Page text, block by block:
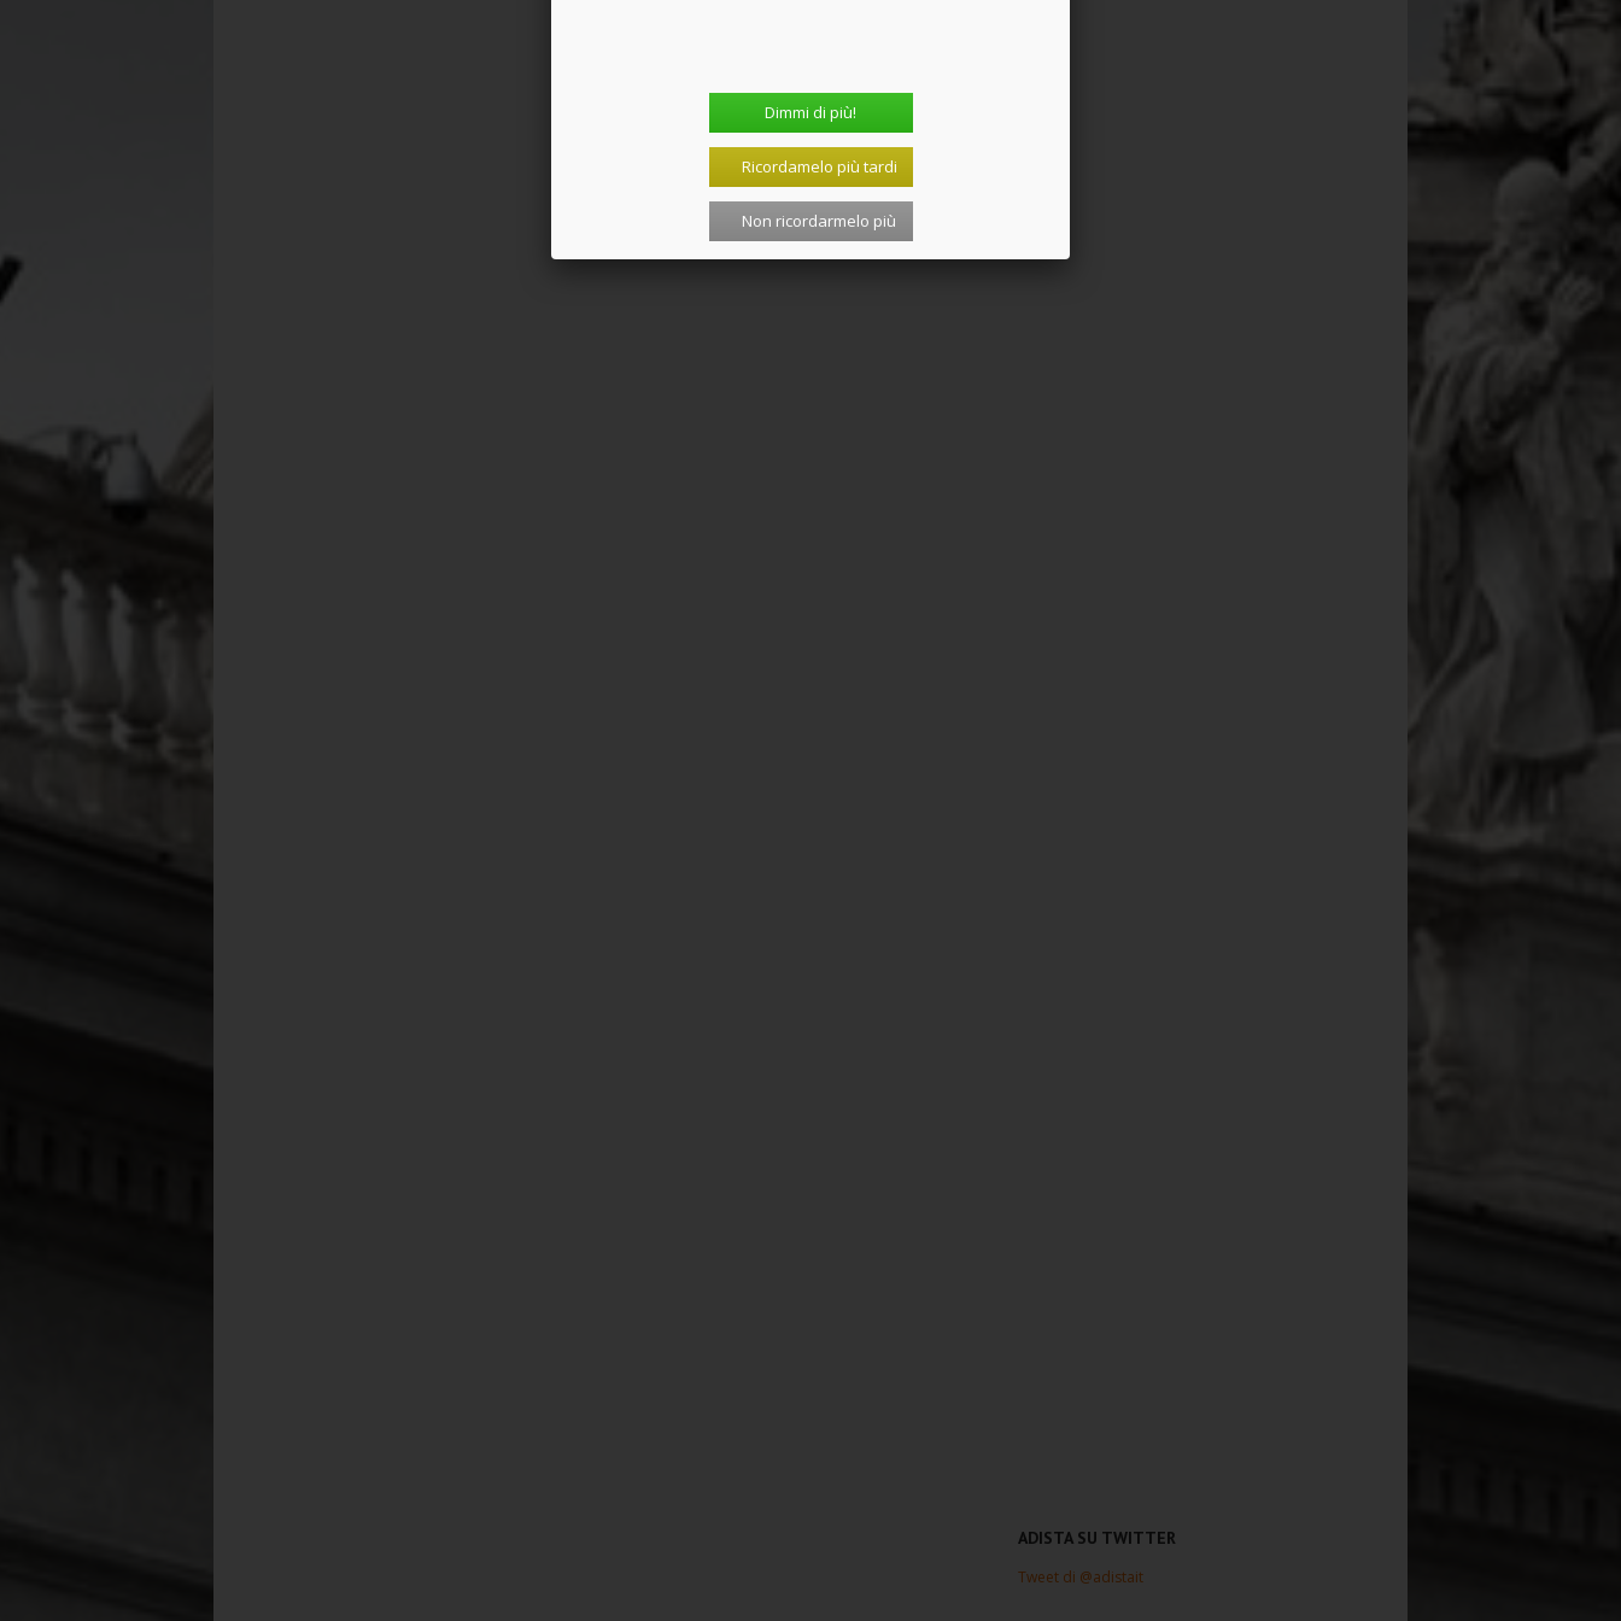
ADISTA SU TWITTER
Tweet di @adistait
Dimmi di più!
Ricordamelo più tardi
Non ricordarmelo più